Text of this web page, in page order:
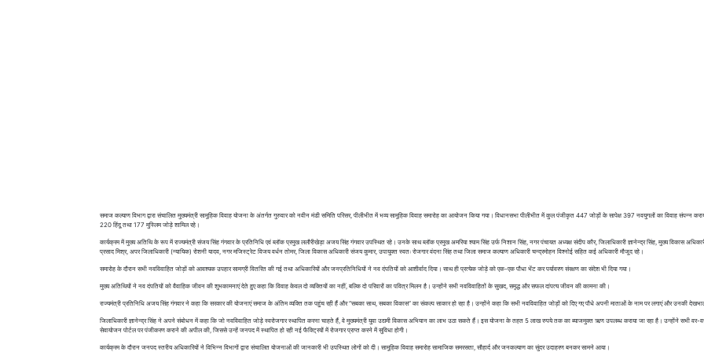
समाज कल्याण विभाग द्वारा संचालित मुख्यमंत्री सामूहिक विवाह योजना के अंतर्गत गुरुवार को नवीन मंडी समिति परिसर, पीलीभीत में भव्य सामूहिक विवाह समारोह का आयोजन किया गया। विधानसभा पीलीभीत में कुल पंजीकृत 447 जोड़ों के सापेक्ष 397 नवयुगलों का विवाह संपन्न
220 हिंदू तथा 177 मुस्लिम जोड़े शामिल रहे।
कार्यक्रम में मुख्य अतिथि के रूप में राज्यमंत्री संजय सिंह गंगवार के प्रतिनिधि एवं ब्लॉक प्रमुख ललौरीखेड़ा अजय सिंह गंगवार उपस्थित रहे। उनके साथ ब्लॉक प्रमुख अमरिया श्याम सिंह उर्फ निशान सिंह, नगर पंचायत अध्यक्ष संदीप कौर, जिलाधिकारी ज्ञानेन्द्र सिंह, मुख्य विकास
प्रसाद मिश्र, अपर जिलाधिकारी (न्यायिक) रोशनी यादव, नगर मजिस्ट्रेट विजय वर्धन तोमर, जिला विकास अधिकारी संजय कुमार, उपायुक्त स्वतः रोजगार वंदना सिंह तथा जिला समाज कल्याण अधिकारी चन्द्रमोहन विश्नोई सहित कई अधिकारी मौजूद रहे।
समारोह के दौरान सभी नवविवाहित जोड़ों को आवश्यक उपहार सामग्री वितरित की गई तथा अधिकारियों और जनप्रतिनिधियों ने नव दंपतियों को आशीर्वाद दिया। साथ ही प्रत्येक जोड़े को एक-एक पौधा भेंट कर पर्यावरण संरक्षण का संदेश भी दिया गया।
मुख्य अतिथियों ने नव दंपतियों को वैवाहिक जीवन की शुभकामनाएं देते हुए कहा कि विवाह केवल दो व्यक्तियों का नहीं, बल्कि दो परिवारों का पवित्र मिलन है। उन्होंने सभी नवविवाहितों के सुखद, समृद्ध और सफल दांपत्य जीवन की कामना की।
राज्यमंत्री प्रतिनिधि अजय सिंह गंगवार ने कहा कि सरकार की योजनाएं समाज के अंतिम व्यक्ति तक पहुंच रही हैं और “सबका साथ, सबका विकास” का संकल्प साकार हो रहा है। उन्होंने कहा कि सभी नवविवाहित जोड़ों को दिए गए पौधे अपनी माताओं के नाम पर लगाएं और उनकी
जिलाधिकारी ज्ञानेन्द्र सिंह ने अपने संबोधन में कहा कि जो नवविवाहित जोड़े स्वरोजगार स्थापित करना चाहते हैं, वे मुख्यमंत्री युवा उद्यमी विकास अभियान का लाभ उठा सकते हैं। इस योजना के तहत 5 लाख रुपये तक का ब्याजमुक्त ऋण उपलब्ध कराया जा रहा है। उन्होंने सभी
सेवायोजन पोर्टल पर पंजीकरण कराने की अपील की, जिससे उन्हें जनपद में स्थापित हो रही नई फैक्ट्रियों में रोजगार प्राप्त करने में सुविधा होगी।
कार्यक्रम के दौरान जनपद स्तरीय अधिकारियों ने विभिन्न विभागों द्वारा संचालित योजनाओं की जानकारी भी उपस्थित लोगों को दी। सामूहिक विवाह समारोह सामाजिक समरसता, सौहार्द और जनकल्याण का सुंदर उदाहरण बनकर सामने आया।